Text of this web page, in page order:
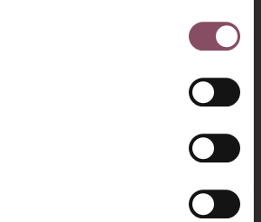
Dickmana 14/15 więcej
danych osobowych oraz
Polityce
czas mieszając, zagotuj dżem.